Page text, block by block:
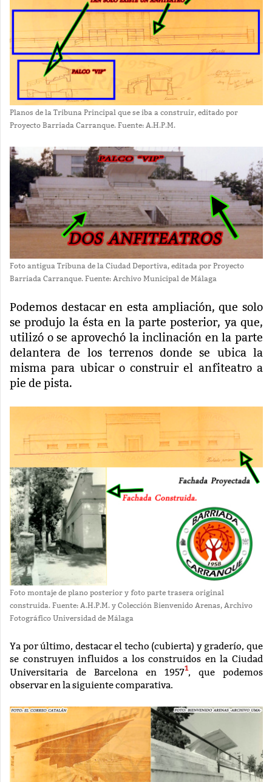
Planos de la Tribuna Principal que se iba a construir, editado por
Proyecto Barriada Carranque. Fuente: A.H.P.M.
Foto antigua Tribuna de la Ciudad Deportiva, editada por Proyecto
Barriada Carranque. Fuente: Archivo Municipal de Málaga
Podemos destacar en esta ampliación, que solo
se produjo la ésta en la parte posterior, ya que,
utilizó o se aprovechó la inclinación en la parte
delantera de los terrenos donde se ubica la
misma para ubicar o construir el anfiteatro a
pie de pista.
Foto montaje de plano posterior y foto parte trasera original
construida. Fuente: A.H.P.M. y Colección Bienvenido Arenas, Archivo
Fotográfico Universidad de Málaga
Ya por último, destacar el techo (cubierta) y graderío, que
se construyen influidos a los construidos en la Ciudad
Universitaria de Barcelona en 19571, que podemos
observar en la siguiente comparativa.